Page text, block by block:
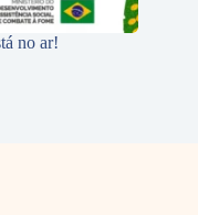
no ar!